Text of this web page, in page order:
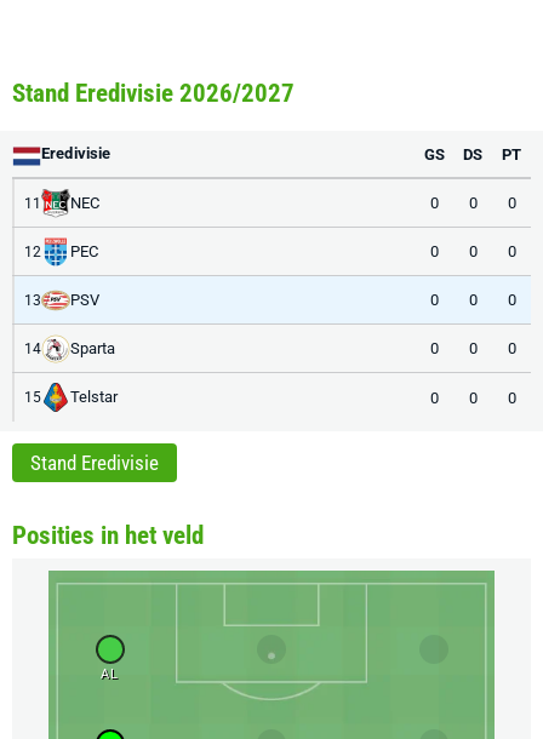
Stand Eredivisie 2026/2027
Eredivisie GS DS PT
11 NEC 0 0 0
12 PEC 0 0 0
13 PSV 0 0 0
14 Sparta 0 0 0
15 Telstar 0 0 0
Stand Eredivisie
Posities in het veld
AL